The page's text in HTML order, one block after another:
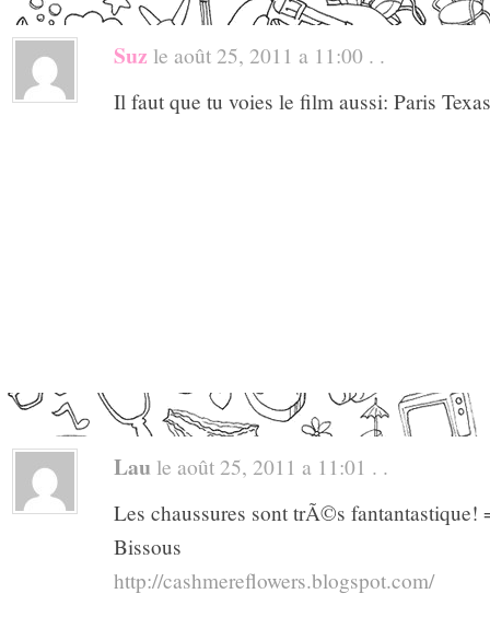
Suz le août 25, 2011 a 11:00 . .
Il faut que tu voies le film aussi: Paris
Lau le août 25, 2011 a 11:01 . .
Les chaussures sont trÃ©s fantantastique!
Bissous
http://cashmereflowers.blogspot.com/